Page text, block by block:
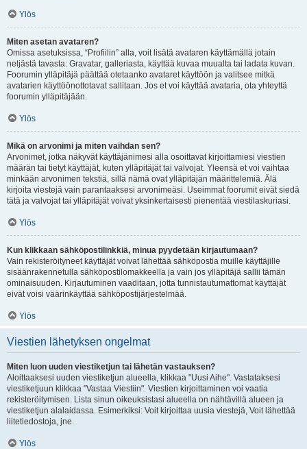
Ylös
Miten asetan avataren?
Omissa asetuksissa, “Profiilin” alla, voit lisätä avataren käyttämällä jotain
neljästä tavasta: Gravatar, galleriasta, käyttää kuvaa muualta tai ladata kuvan.
Foorumin ylläpitäjä päättää otetaanko avataret käyttöön ja valitsee mitkä
avatarien käyttöönottotavat sallitaan. Jos et voi käyttää avataria, ota yhteyttä
foorumin ylläpitäjään.
Ylös
Mikä on arvonimi ja miten vaihdan sen?
Arvonimet, jotka näkyvät käyttäjänimesi alla osoittavat kirjoittamiesi viestien
määrän tai tietyt käyttäjät, kuten ylläpitäjät tai valvojat. Yleensä et voi vaihtaa
minkään arvonimen tekstiä, sillä nämä ovat ylläpitäjän määrittelemiä. Älä
kirjoita viestejä vain parantaaksesi arvonimeäsi. Useimmat foorumit eivät siedä
tätä ja valvojat tai ylläpitäjät voivat yksinkertaisesti pienentää viestilaskuriasi.
Ylös
Kun klikkaan sähköpostilinkkiä, minua pyydetään kirjautumaan?
Vain rekisteröityneet käyttäjät voivat lähettää sähköpostia muille käyttäjille
sisäänrakennetulla sähköpostilomakkeella ja vain jos ylläpitäjä sallii tämän
ominaisuuden. Kirjautuminen vaaditaan, jotta tunnistautumattomat käyttäjät
eivät voisi väärinkäyttää sähköpostijärjestelmää.
Ylös
Viestien lähetyksen ongelmat
Miten luon uuden viestiketjun tai lähetän vastauksen?
Aloittaaksesi uuden viestiketjun alueella, klikkaa "Uusi Aihe". Vastataksesi
viestiketjuun klikkaa "Vastaa Viestiin". Viestien kirjoittaminen voi vaatia
rekisteröitymisen. Lista sinun oikeuksistasi alueella on nähtävillä alueen ja
viestiketjun alalaidassa. Esimerkiksi: Voit kirjoittaa uusia viestejä, Voit lähettää
liitetiedostoja, jne.
Ylös